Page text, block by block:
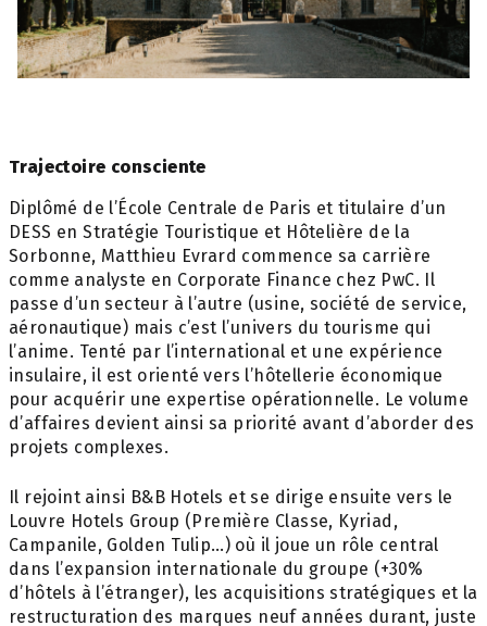
Trajectoire consciente
Diplômé de l’École Centrale de Paris et titulaire d’un
DESS en Stratégie Touristique et Hôtelière de la
Sorbonne, Matthieu Evrard commence sa carrière
comme analyste en Corporate Finance chez PwC. Il
passe d’un secteur à l’autre (usine, société de service,
aéronautique) mais c’est l’univers du tourisme qui
l’anime. Tenté par l’international et une expérience
insulaire, il est orienté vers l’hôtellerie économique
pour acquérir une expertise opérationnelle. Le volume
d’affaires devient ainsi sa priorité avant d’aborder des
projets complexes.
Il rejoint ainsi B&B Hotels et se dirige ensuite vers le
Louvre Hotels Group (Première Classe, Kyriad,
Campanile, Golden Tulip…) où il joue un rôle central
dans l’expansion internationale du groupe (+30%
d’hôtels à l’étranger), les acquisitions stratégiques et la
restructuration des marques neuf années durant, juste